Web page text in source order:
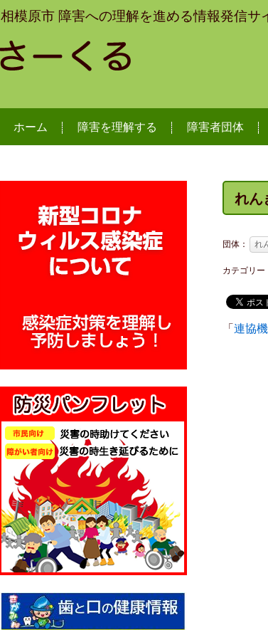
相模原市 障害への理解を進める情報発信サ
ホーム 障害を理解する 障害者団体
れん
団体： れ
カテゴリー
「 連協